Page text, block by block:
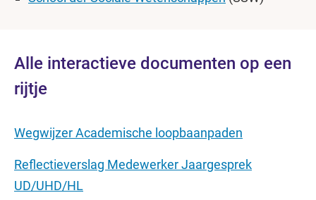
Alle interactieve documenten op een
rijtje
Wegwijzer Academische loopbaanpaden
Reflectieverslag Medewerker Jaargesprek
UD/UHD/HL